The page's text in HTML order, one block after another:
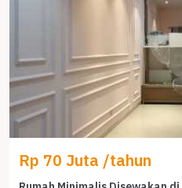
Rp 70 Juta /tahun